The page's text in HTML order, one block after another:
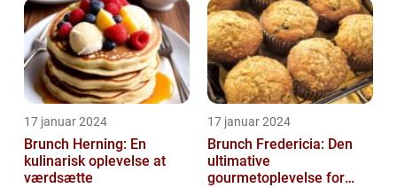
17 januar 2024
Brunch Herning: En
kulinarisk oplevelse at
værdsætte
17 januar 2024
Brunch Fredericia: Den
ultimative
gourmetoplevelse for